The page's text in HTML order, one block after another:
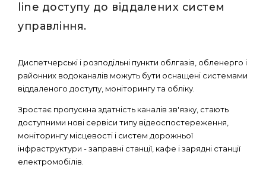
line доступу до віддалених систем
управління.
Диспетчерські і розподільні пункти облгазів, обленерго і
районних водоканалів можуть бути оснащені системами
віддаленого доступу, моніторингу та обліку.
Зростає пропускна здатність каналів зв'язку, стають
доступними нові сервіси типу відеоспостереження,
моніторингу місцевості і систем дорожньої
інфраструктури - заправні станції, кафе і зарядні станції
електромобілів.